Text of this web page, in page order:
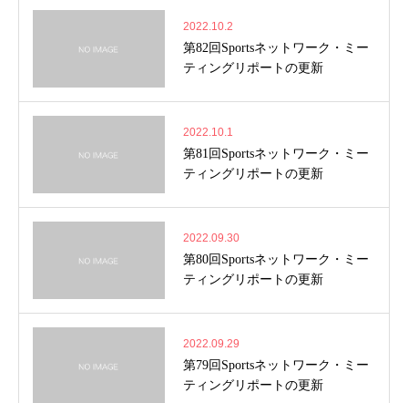
2022.10.2
第82回Sportsネットワーク・ミー
ティングリポートの更新
2022.10.1
第81回Sportsネットワーク・ミー
ティングリポートの更新
2022.09.30
第80回Sportsネットワーク・ミー
ティングリポートの更新
2022.09.29
第79回Sportsネットワーク・ミー
ティングリポートの更新